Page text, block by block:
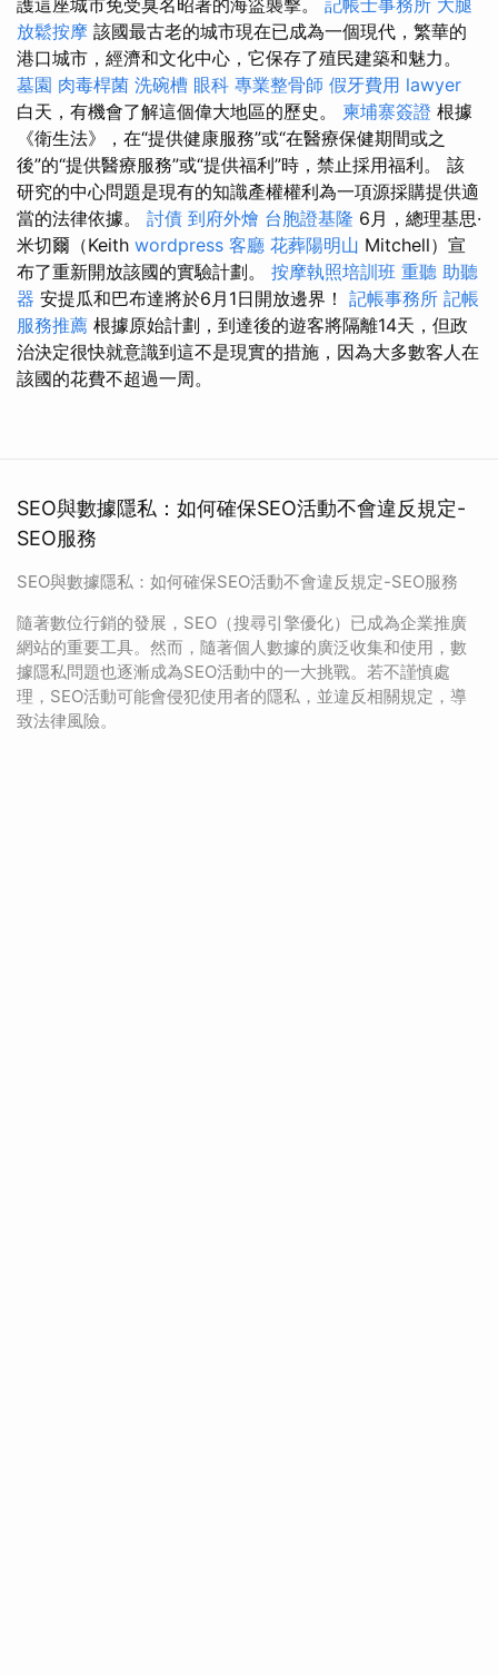
護這座城市免受臭名昭著的海盜襲擊。 記帳士事務所 大腿
放鬆按摩 該國最古老的城市現在已成為一個現代，繁華的
港口城市，經濟和文化中心，它保存了殖民建築和魅力。
墓園 肉毒桿菌 洗碗槽 眼科 專業整骨師 假牙費用 lawyer
白天，有機會了解這個偉大地區的歷史。 柬埔寨簽證 根據
《衛生法》，在“提供健康服務”或“在醫療保健期間或之
後”的“提供醫療服務”或“提供福利”時，禁止採用福利。 該
研究的中心問題是現有的知識產權權利為一項源採購提供適
當的法律依據。 討債 到府外燴 台胞證基隆 6月，總理基思·
米切爾（Keith wordpress 客廳 花葬陽明山 Mitchell）宣
布了重新開放該國的實驗計劃。 按摩執照培訓班 重聽 助聽
器 安提瓜和巴布達將於6月1日開放邊界！ 記帳事務所 記帳
服務推薦 根據原始計劃，到達後的遊客將隔離14天，但政
治決定很快就意識到這不是現實的措施，因為大多數客人在
該國的花費不超過一周。
SEO與數據隱私：如何確保SEO活動不會違反規定-
SEO服務
SEO與數據隱私：如何確保SEO活動不會違反規定-SEO服務
隨著數位行銷的發展，SEO（搜尋引擎優化）已成為企業推廣
網站的重要工具。然而，隨著個人數據的廣泛收集和使用，數
據隱私問題也逐漸成為SEO活動中的一大挑戰。若不謹慎處
理，SEO活動可能會侵犯使用者的隱私，並違反相關規定，導
致法律風險。